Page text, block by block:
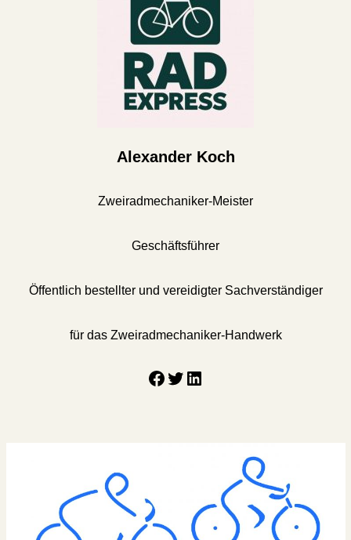
Alexander Koch
Zweiradmechaniker-Meister
Geschäftsführer
Öffentlich bestellter und vereidigter Sachverständiger
für das Zweiradmechaniker-Handwerk